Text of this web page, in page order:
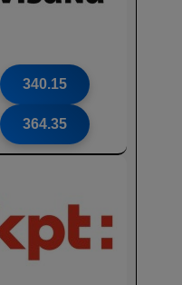
340.15
364.35